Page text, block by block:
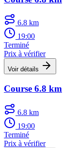
6.8 km
19:00
Terminé
Prix à vérifier
Voir détails
Course 6.8 km
6.8 km
19:00
Terminé
Prix à vérifier